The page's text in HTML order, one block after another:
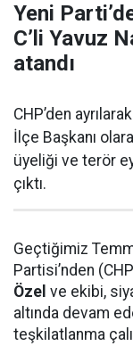
Yeni
C’li Yavuz
atandı
CHP’den
İlçe Başkanı
üyeliği ve terör
çıktı.
Geçtiğimiz
Partisi’nden
Özel ve ekibi,
altında devam
teşkilatlanma